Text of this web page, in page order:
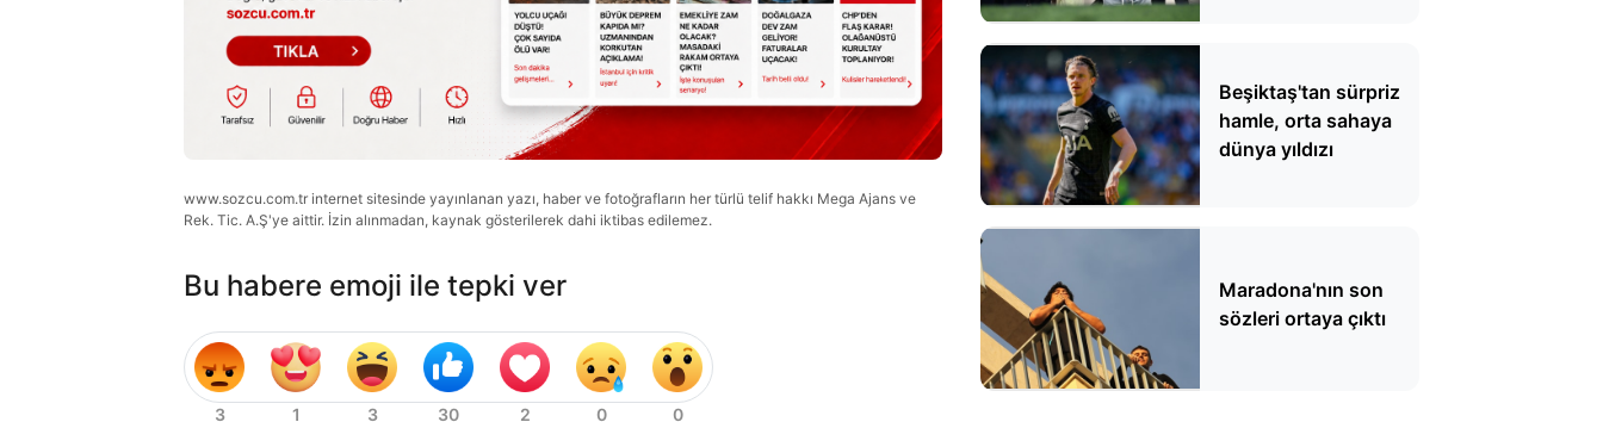
www.sozcu.com.tr internet sitesinde yayınlanan yazı, haber ve fotoğrafların her türlü telif hakkı Mega Ajans ve
Rek. Tic. A.Ş'ye aittir. İzin alınmadan, kaynak gösterilerek dahi iktibas edilemez.
Bu habere emoji ile tepki ver
Beşiktaş'tan sürpriz
hamle, orta sahaya
dünya yıldızı
Maradona'nın son
sözleri ortaya çıktı